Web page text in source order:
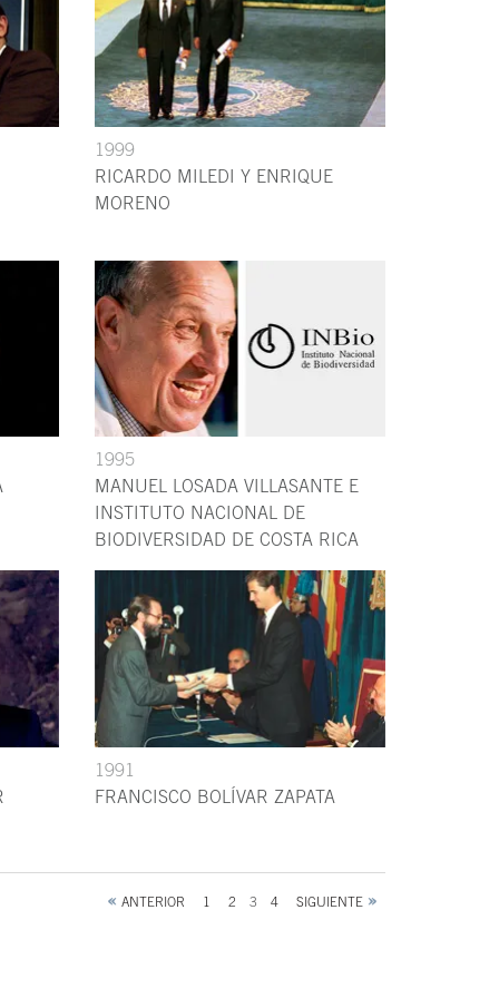
1999
RICARDO MILEDI Y ENRIQUE
MORENO
1995
MANUEL LOSADA VILLASANTE E
INSTITUTO NACIONAL DE
BIODIVERSIDAD DE COSTA RICA
1991
FRANCISCO BOLÍVAR ZAPATA
ANTERIOR 1 2 3 4 SIGUIENTE